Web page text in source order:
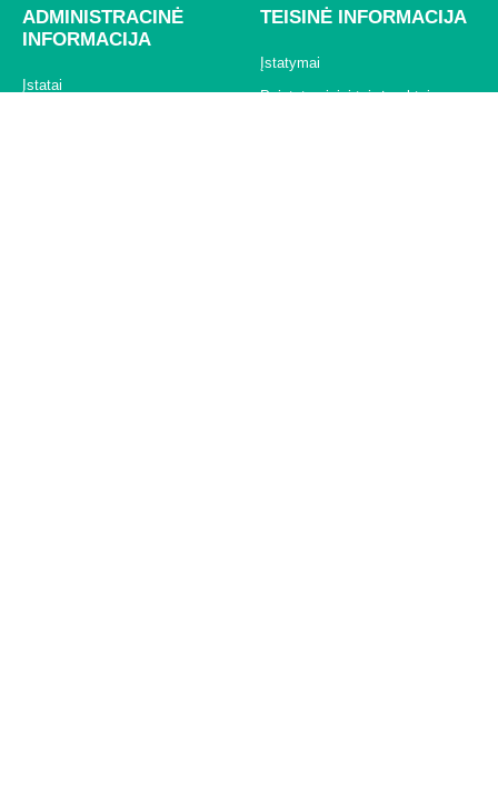
ADMINISTRACINĖ
INFORMACIJA
Įstatai
TEISINĖ INFORMACIJA
Įstatymai
Poįstatyminiai teisės aktai